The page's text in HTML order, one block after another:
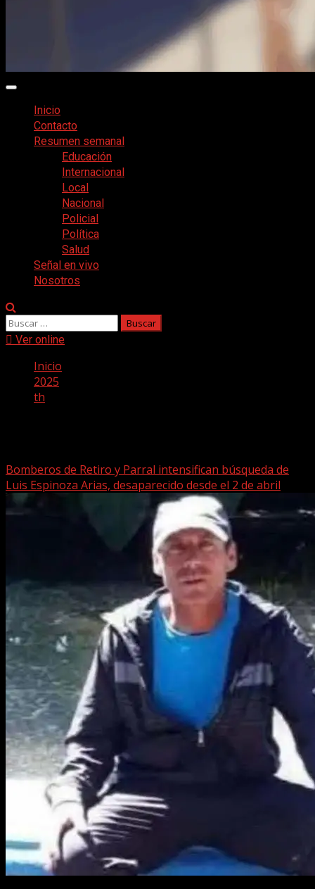
Menú
principalInicio
Contacto
Resumen semanal
Educación
Internacional
Local
Nacional
Policial
Política
Salud
Señal en vivo
Nosotros
Buscar:
Ver online
Inicio
2025
th
Bomberos de Retiro y Parral intensifican búsqueda de
Luis Espinoza Arias, desaparecido desde el 2 de abril